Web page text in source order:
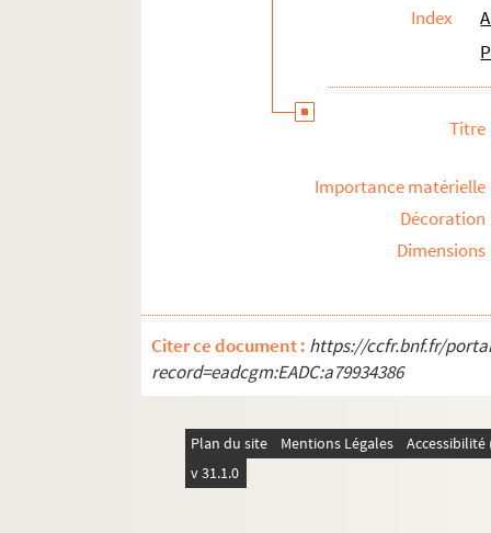
Index
Titre
Importance matérielle
Décoration
Dimensions
Citer ce document : https://ccfr.bnf.fr/
record=eadcgm:EADC:a79934386
Plan du site Mentions Légales
v 31.1.0